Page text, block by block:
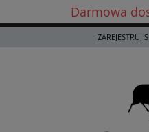
Darmowa
Darmowa
ZAREJESTRUJ